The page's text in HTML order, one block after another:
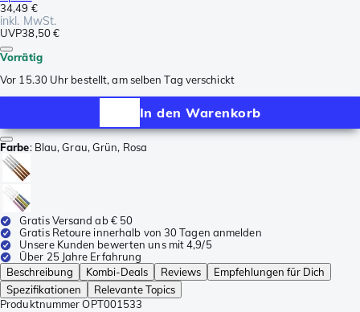
34,49 €
inkl. MwSt.
UVP38,50 €
Vorrätig
Vor 15.30 Uhr bestellt, am selben Tag verschickt
In den Warenkorb
Farbe: Blau, Grau, Grün, Rosa
Gratis Versand ab € 50
Gratis Retoure innerhalb von 30 Tagen anmelden
Unsere Kunden bewerten uns mit 4,9/5
Über 25 Jahre Erfahrung
Beschreibung
Kombi-Deals Reviews
Empfehlungen für Dich
Spezifikationen
Relevante Topics
Produktnummer OPT001533